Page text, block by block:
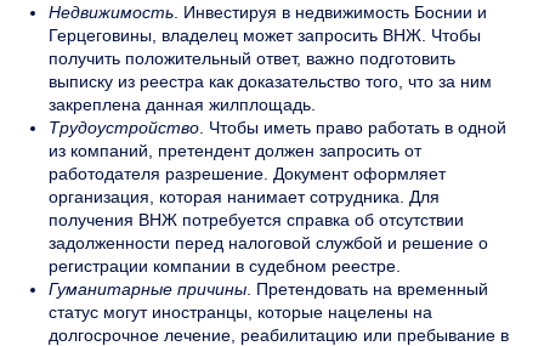
Недвижимость . Инвестируя в недвижимость Боснии и
Герцеговины, владелец может запросить ВНЖ. Чтобы
получить положительный ответ, важно подготовить
выписку из реестра как доказательство того, что за ним
закреплена данная жилплощадь.
Трудоустройство . Чтобы иметь право работать в одной
из компаний, претендент должен запросить от
работодателя разрешение. Документ оформляет
организация, которая нанимает сотрудника. Для
получения ВНЖ потребуется справка об отсутствии
задолженности перед налоговой службой и решение о
регистрации компании в судебном реестре.
Гуманитарные причины . Претендовать на временный
статус могут иностранцы, которые нацелены на
долгосрочное лечение, реабилитацию или пребывание в